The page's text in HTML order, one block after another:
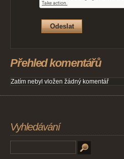
Přehled komentářů
Zatím nebyl vložen žádný komentář
Vyhledávání